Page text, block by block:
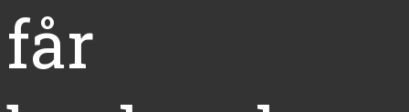
får